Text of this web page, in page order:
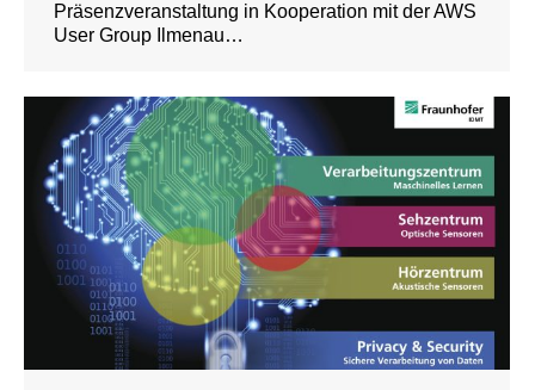
Präsenzveranstaltung in Kooperation mit der AWS
User Group Ilmenau…